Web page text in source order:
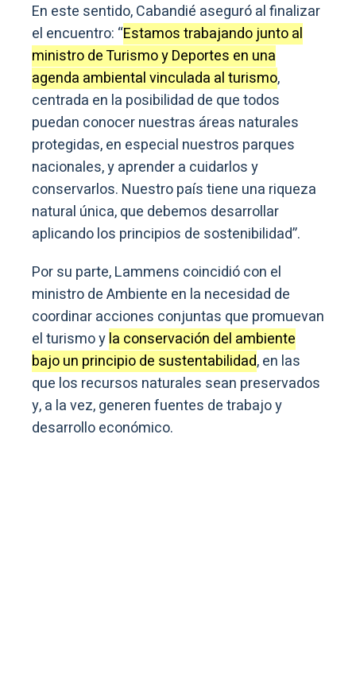
En este sentido, Cabandié aseguró al finalizar
el encuentro: “Estamos trabajando junto al
ministro de Turismo y Deportes en una
agenda ambiental vinculada al turismo,
centrada en la posibilidad de que todos
puedan conocer nuestras áreas naturales
protegidas, en especial nuestros parques
nacionales, y aprender a cuidarlos y
conservarlos. Nuestro país tiene una riqueza
natural única, que debemos desarrollar
aplicando los principios de sostenibilidad”.
Por su parte, Lammens coincidió con el
ministro de Ambiente en la necesidad de
coordinar acciones conjuntas que promuevan
el turismo yla conservación del ambiente
bajo un principio de sustentabilidad, en las
que los recursos naturales sean preservados
y, a la vez, generen fuentes de trabajo y
desarrollo económico.